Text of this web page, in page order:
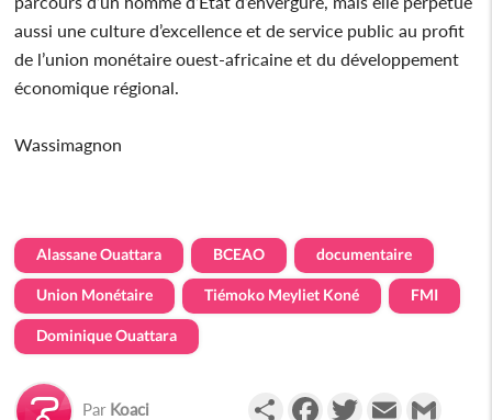
aussi une culture d’excellence et de service public au profit
de l’union monétaire ouest-africaine et du développement
économique régional.
Wassimagnon
Alassane Ouattara BCEAO documentaire
Union Monétaire Tiémoko Meyliet Koné FMI
Dominique Ouattara
Par Koaci PartagerFacebookTwitterEmail